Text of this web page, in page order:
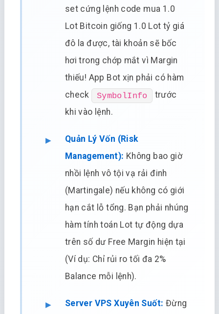
set cứng lệnh code mua 1.0
Lot Bitcoin giống 1.0 Lot tỷ giá
đô la được, tài khoản sẽ bốc
hơi trong chớp mắt vì Margin
thiếu! App Bot xịn phải có hàm
check
SymbolInfo
trước
khi vào lệnh.
Quản Lý Vốn (Risk
Management): Không bao giờ
nhồi lệnh vô tội vạ rải đinh
(Martingale) nếu không có giới
hạn cắt lỗ tổng. Bạn phải nhúng
hàm tính toán Lot tự động dựa
trên số dư Free Margin hiện tại
(Ví dụ: Chỉ rủi ro tối đa 2%
Balance mỗi lệnh).
Server VPS Xuyên Suốt: Đừng